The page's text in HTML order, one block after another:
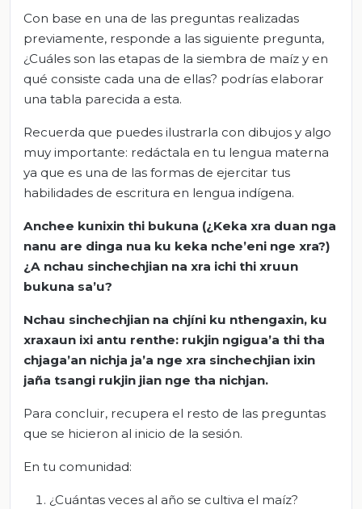
Con base en una de las preguntas realizadas
previamente, responde a las siguiente pregunta,
¿Cuáles son las etapas de la siembra de maíz y en
qué consiste cada una de ellas? podrías elaborar
una tabla parecida a esta.
Recuerda que puedes ilustrarla con dibujos y algo
muy importante: redáctala en tu lengua materna
ya que es una de las formas de ejercitar tus
habilidades de escritura en lengua indígena.
Anchee kunixin thi bukuna (¿Keka xra duan nga
nanu are dinga nua ku keka nche’eni nge xra?)
¿A nchau sinchechjian na xra ichi thi xruun
bukuna sa’u?
Nchau sinchechjian na chjíni ku nthengaxin, ku
xraxaun ixi antu renthe: rukjin ngigua’a thi tha
chjaga’an nichja ja’a nge xra sinchechjian ixin
jaña tsangi rukjin jian nge tha nichjan.
Para concluir, recupera el resto de las preguntas
que se hicieron al inicio de la sesión.
En tu comunidad:
¿Cuántas veces al año se cultiva el maíz?